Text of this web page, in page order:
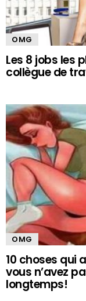
OMG
Les 8 jobs les
collègue de
OMG
10 choses qui
vous n’avez
longtemps!